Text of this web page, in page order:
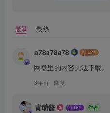
最新 最热
a78a78a78
网盘里的内容无法下载。
3年前 回复
青萌酱 作者